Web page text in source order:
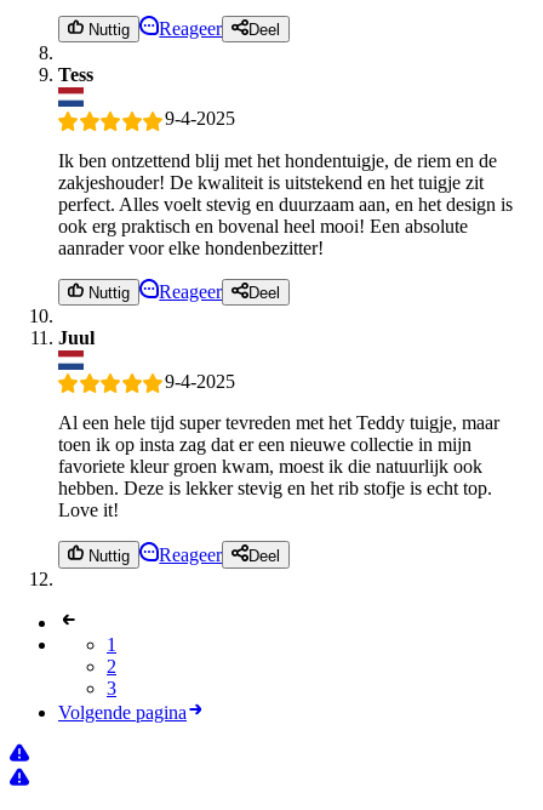
Nuttig Reageer Deel
Tess
9-4-2025
Ik ben ontzettend blij met het hondentuigje, de riem en de
zakjeshouder! De kwaliteit is uitstekend en het tuigje zit
perfect. Alles voelt stevig en duurzaam aan, en het design is
ook erg praktisch en bovenal heel mooi! Een absolute
aanrader voor elke hondenbezitter!
Nuttig Reageer Deel
Juul
9-4-2025
Al een hele tijd super tevreden met het Teddy tuigje, maar
toen ik op insta zag dat er een nieuwe collectie in mijn
favoriete kleur groen kwam, moest ik die natuurlijk ook
hebben. Deze is lekker stevig en het rib stofje is echt top.
Love it!
Nuttig Reageer Deel
1
2
3
Volgende pagina